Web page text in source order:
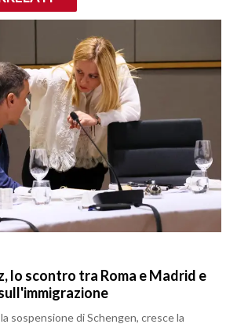
lo scontro tra Roma e Madrid e
sospensione di Schengen, cresce la